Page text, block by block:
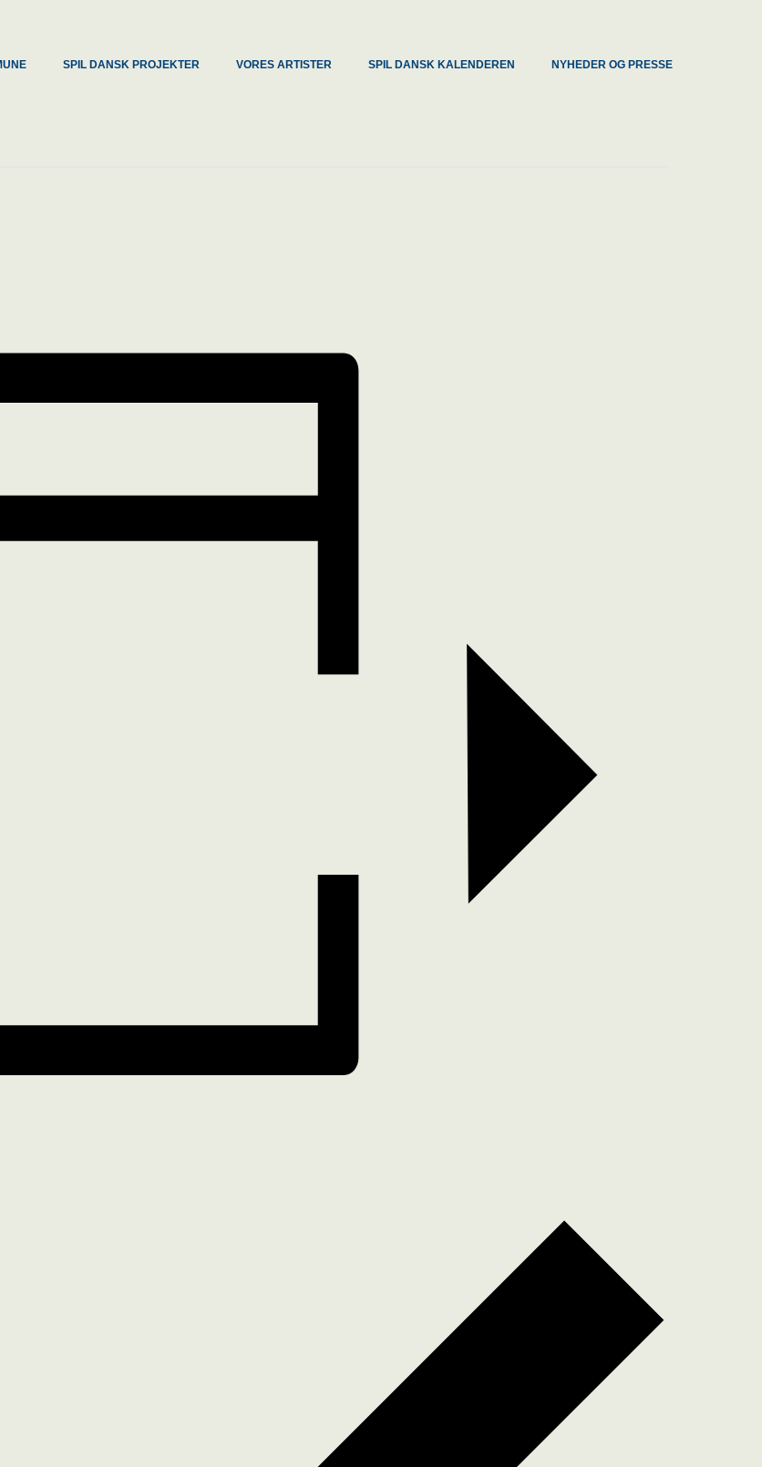
SPIL DANSK PROJEKTER VORES ARTISTER SPIL DANSK KALENDEREN NYHEDER OG PRESSE